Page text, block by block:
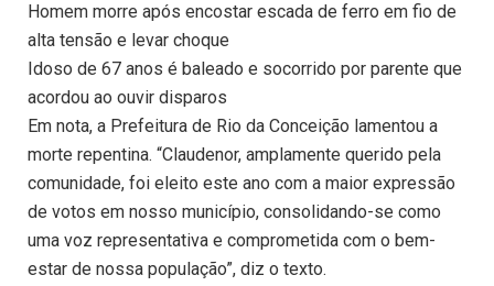
Homem morre após encostar escada de ferro em fio de
alta tensão e levar choque
Idoso de 67 anos é baleado e socorrido por parente que
acordou ao ouvir disparos
Em nota, a Prefeitura de Rio da Conceição lamentou a
morte repentina. “Claudenor, amplamente querido pela
comunidade, foi eleito este ano com a maior expressão
de votos em nosso município, consolidando-se como
uma voz representativa e comprometida com o bem-
estar de nossa população”, diz o texto.